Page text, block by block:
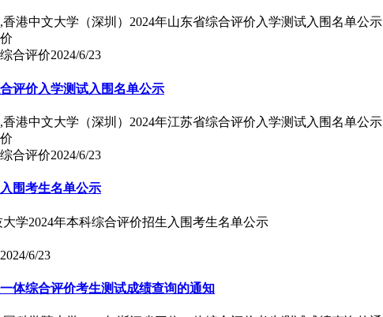
港中文大学（深圳）2024年山东省综合评价入学测试入围名单公示
合评价2024/6/23
评价入学测试入围名单公示
港中文大学（深圳）2024年江苏省综合评价入学测试入围名单公示
合评价2024/6/23
围考生名单公示
学2024年本科综合评价招生入围考生名单公示
2024/6/23
体综合评价考生测试成绩查询的通知